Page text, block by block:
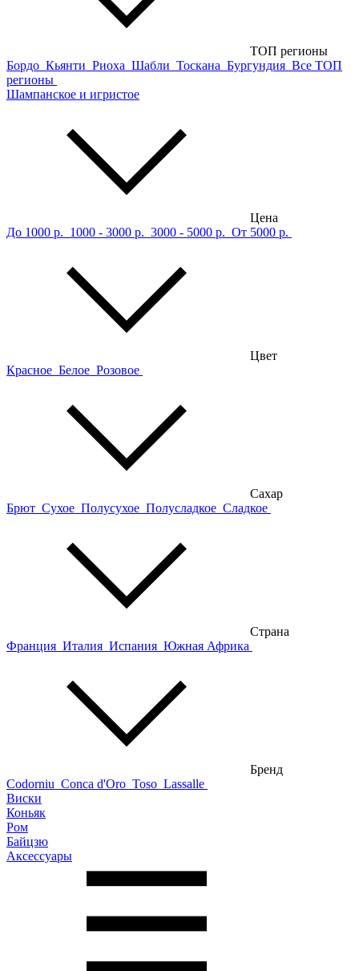
ТОП регионы
Бордо Кьянти Риоха Шабли Тоскана Бургундия Все ТОП
регионы
Шампанское и игристое
Цена
До 1000 р. 1000 - 3000 р. 3000 - 5000 р. От 5000 р.
Цвет
Красное Белое Розовое
Сахар
Брют Сухое Полусухое Полусладкое Сладкое
Страна
Франция Италия Испания Южная Африка
Бренд
Codorniu Conca d'Oro Toso Lassalle
Виски
Коньяк
Ром
Байцзю
Аксессуары